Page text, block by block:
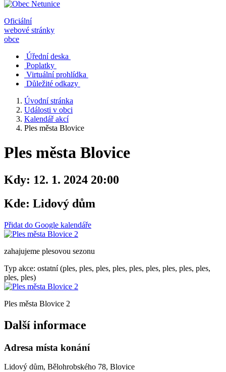
Oficiální
webové stránky
obce
Úřední deska
Poplatky
Virtuální prohlídka
Důležité odkazy
Úvodní stránka
Události v obci
Kalendář akcí
Ples města Blovice
Ples města Blovice
Kdy: 12. 1. 2024 20:00
Kde: Lidový dům
Přidat do Google kalendáře
zahajujeme plesovou sezonu
Typ akce: ostatní (ples, ples, ples, ples, ples, ples, ples, ples, ples,
ples, ples)
Ples města Blovice 2
Další informace
Adresa místa konání
Lidový dům, Bělohrobského 78, Blovice